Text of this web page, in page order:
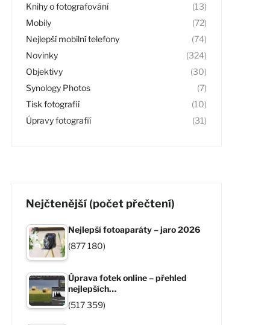
Knihy o fotografování
(13)
Mobily
(72)
Nejlepší mobilní telefony
(74)
Novinky
(324)
Objektivy
(30)
Synology Photos
(7)
Tisk fotografií
(10)
Úpravy fotografií
(31)
Nejčtenější (počet přečtení)
Nejlepší fotoaparáty – jaro 2026
(877 180)
Úprava fotek online – přehled
nejlepších…
(517 359)